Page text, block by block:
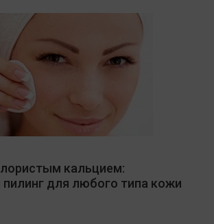
кальцием:
для любого типа кожи